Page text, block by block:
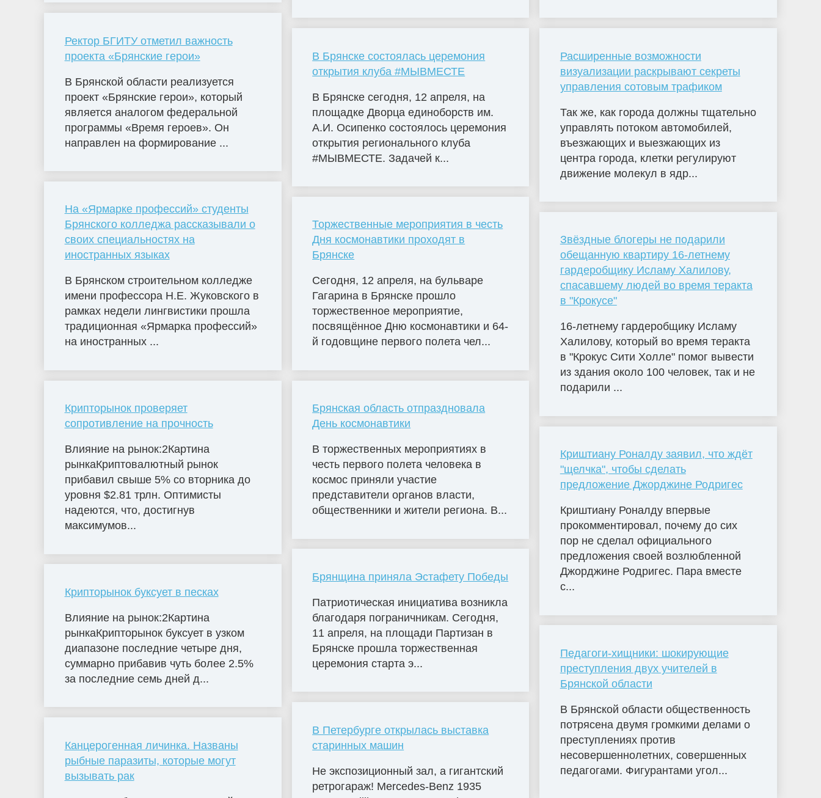
Ректор БГИТУ отметил важность
проекта «Брянские герои»
В Брянской области реализуется
проект «Брянские герои», который
является аналогом федеральной
программы «Время героев». Он
направлен на формирование ...
На «Ярмарке профессий» студенты
Брянского колледжа рассказывали о
своих специальностях на
иностранных языках
В Брянском строительном колледже
имени профессора Н.Е. Жуковского в
рамках недели лингвистики прошла
традиционная «Ярмарка профессий»
на иностранных ...
Крипторынок проверяет
сопротивление на прочность
Влияние на рынок:2Картина
рынкаКриптовалютный рынок
прибавил свыше 5% со вторника до
уровня $2.81 трлн. Оптимисты
надеются, что, достигнув
максимумов...
Крипторынок буксует в песках
Влияние на рынок:2Картина
рынкаКрипторынок буксует в узком
диапазоне последние четыре дня,
суммарно прибавив чуть более 2.5%
за последние семь дней д...
Канцерогенная личинка. Названы
рыбные паразиты, которые могут
вызывать рак
В Брянске состоялась церемония
открытия клуба #МЫВМЕСТЕ
В Брянске сегодня, 12 апреля, на
площадке Дворца единоборств им.
А.И. Осипенко состоялось церемония
открытия регионального клуба
#МЫВМЕСТЕ. Задачей к...
Торжественные мероприятия в честь
Дня космонавтики проходят в
Брянске
Сегодня, 12 апреля, на бульваре
Гагарина в Брянске прошло
торжественное мероприятие,
посвящённое Дню космонавтики и 64-
й годовщине первого полета чел...
Брянская область отпраздновала
День космонавтики
В торжественных мероприятиях в
честь первого полета человека в
космос приняли участие
представители органов власти,
общественники и жители региона. В...
Брянщина приняла Эстафету Победы
Патриотическая инициатива возникла
благодаря пограничникам. Сегодня,
11 апреля, на площади Партизан в
Брянске прошла торжественная
церемония старта э...
В Петербурге открылась выставка
старинных машин
Не экспозиционный зал, а гигантский
ретрогараж! Mercedes-Benz 1935
Расширенные возможности
визуализации раскрывают секреты
управления сотовым трафиком
Так же, как города должны тщательно
управлять потоком автомобилей,
въезжающих и выезжающих из
центра города, клетки регулируют
движение молекул в ядр...
Звёздные блогеры не подарили
обещанную квартиру 16-летнему
гардеробщику Исламу Халилову,
спасавшему людей во время теракта
в "Крокусе"
16-летнему гардеробщику Исламу
Халилову, который во время теракта
в "Крокус Сити Холле" помог вывести
из здания около 100 человек, так и не
подарили ...
Криштиану Роналду заявил, что ждёт
"щелчка", чтобы сделать
предложение Джорджине Родригес
Криштиану Роналду впервые
прокомментировал, почему до сих
пор не сделал официального
предложения своей возлюбленной
Джорджине Родригес. Пара вместе
с...
Педагоги-хищники: шокирующие
преступления двух учителей в
Брянской области
В Брянской области общественность
потрясена двумя громкими делами о
преступлениях против
несовершеннолетних, совершенных
педагогами. Фигурантами угол...